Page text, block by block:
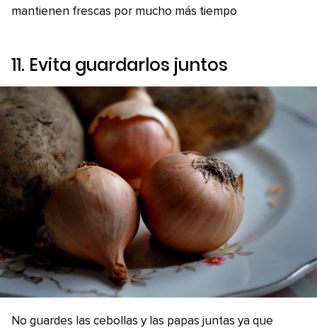
mantienen frescas por mucho más tiempo
11. Evita guardarlos juntos
No guardes las cebollas y las papas juntas ya que